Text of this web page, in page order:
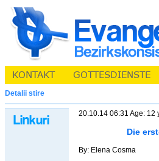
Detalii stire
20.10.14 06:31 Age: 12
Die
By: Elena Cosma